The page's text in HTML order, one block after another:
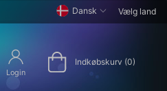
Dansk Vælg land
Login
Indkøbskurv (0)